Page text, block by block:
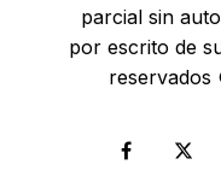
parcial sin
por escrito de
reservados